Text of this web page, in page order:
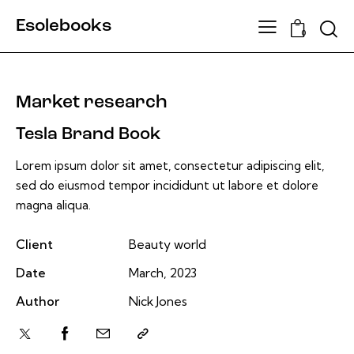
Esolebooks 0
Market research
Tesla Brand Book
Lorem ipsum dolor sit amet, consectetur adipiscing elit,
sed do eiusmod tempor incididunt ut labore et dolore
magna aliqua.
Client
Beauty world
Date
March, 2023
Author
Nick Jones
Twitter-FacebookShare-Copy